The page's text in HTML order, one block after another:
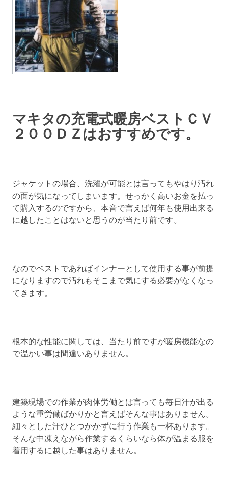
マキタの充電式暖房ベストＣＶ
２００ＤＺはおすすめです。
ジャケットの場合、洗濯が可能とは言ってもやはり汚れ
の面が気になってしまいます。せっかく高いお金を払っ
て購入するのですから、本音で言えば何年も使用出来る
に越したことはないと思うのが当たり前です。
なのでベストであればインナーとして使用する事が前提
になりますので汚れもそこまで気にする必要がなくなっ
てきます。
根本的な性能に関しては、当たり前ですが暖房機能なの
で温かい事は間違いありません。
建築現場での作業が肉体労働とは言っても毎日汗が出る
ような重労働ばかりかと言えばそんな事はありません。
細々とした汗ひとつかかずに行う作業も一杯あります。
そんな中凍えながら作業するくらいなら体が温まる服を
着用するに越した事はありません。